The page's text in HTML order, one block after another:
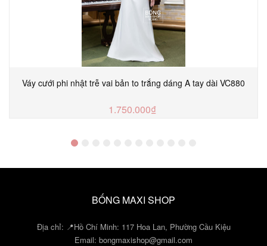
Váy cưới phi nhật trễ vai bản to trắng dáng A tay dài VC880
1.750.000₫
BỐNG MAXI SHOP
Địa chỉ: 📍Hồ Chí Minh: 117 Hoa Lan, Phường Cầu Kiệu
Email: bongmaxishop@gmail.com